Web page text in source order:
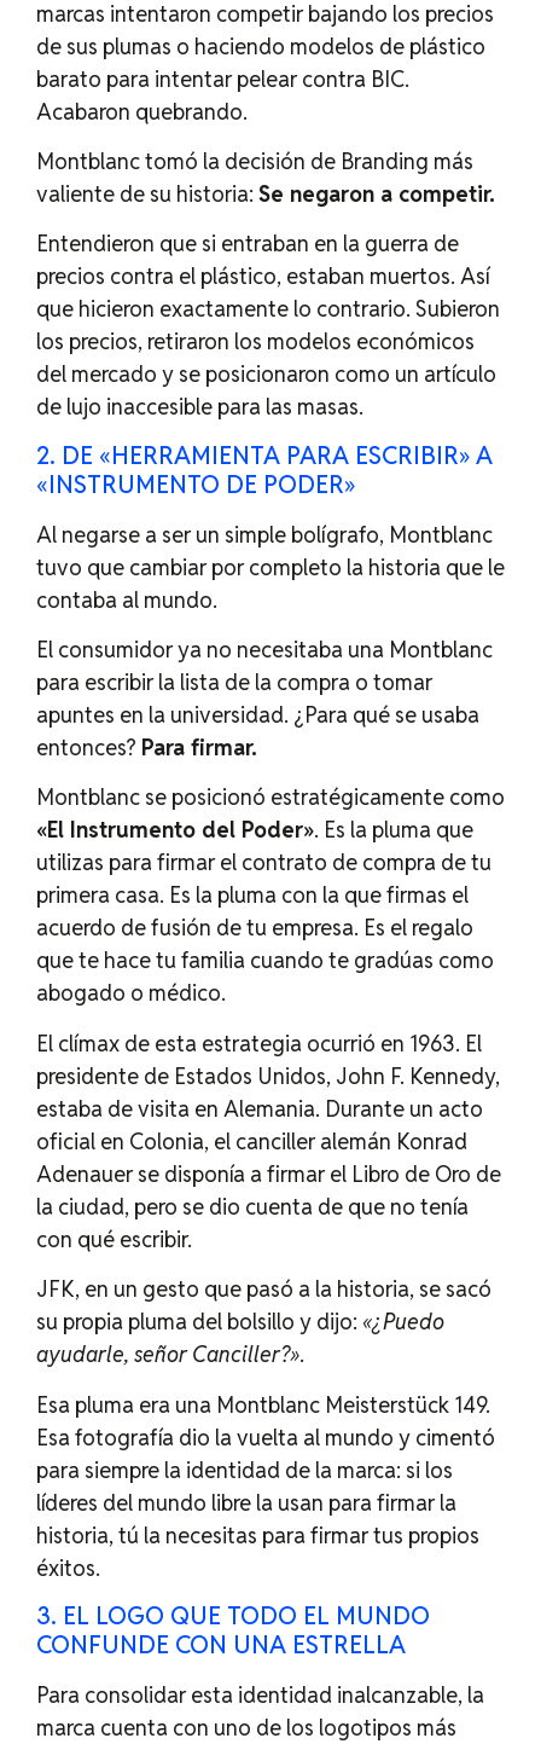
marcas intentaron competir bajando los precios
de sus plumas o haciendo modelos de plástico
barato para intentar pelear contra BIC.
Acabaron quebrando.
Montblanc tomó la decisión de Branding más
valiente de su historia: Se negaron a competir.
Entendieron que si entraban en la guerra de
precios contra el plástico, estaban muertos. Así
que hicieron exactamente lo contrario. Subieron
los precios, retiraron los modelos económicos
del mercado y se posicionaron como un artículo
de lujo inaccesible para las masas.
2. DE «HERRAMIENTA PARA ESCRIBIR» A
«INSTRUMENTO DE PODER»
Al negarse a ser un simple bolígrafo, Montblanc
tuvo que cambiar por completo la historia que le
contaba al mundo.
El consumidor ya no necesitaba una Montblanc
para escribir la lista de la compra o tomar
apuntes en la universidad. ¿Para qué se usaba
entonces? Para firmar.
Montblanc se posicionó estratégicamente como
«El Instrumento del Poder». Es la pluma que
utilizas para firmar el contrato de compra de tu
primera casa. Es la pluma con la que firmas el
acuerdo de fusión de tu empresa. Es el regalo
que te hace tu familia cuando te gradúas como
abogado o médico.
El clímax de esta estrategia ocurrió en 1963. El
presidente de Estados Unidos, John F. Kennedy,
estaba de visita en Alemania. Durante un acto
oficial en Colonia, el canciller alemán Konrad
Adenauer se disponía a firmar el Libro de Oro de
la ciudad, pero se dio cuenta de que no tenía
con qué escribir.
JFK, en un gesto que pasó a la historia, se sacó
su propia pluma del bolsillo y dijo: «¿Puedo
ayudarle, señor Canciller?».
Esa pluma era una Montblanc Meisterstück 149.
Esa fotografía dio la vuelta al mundo y cimentó
para siempre la identidad de la marca: si los
líderes del mundo libre la usan para firmar la
historia, tú la necesitas para firmar tus propios
éxitos.
3. EL LOGO QUE TODO EL MUNDO
CONFUNDE CON UNA ESTRELLA
Para consolidar esta identidad inalcanzable, la
marca cuenta con uno de los logotipos más